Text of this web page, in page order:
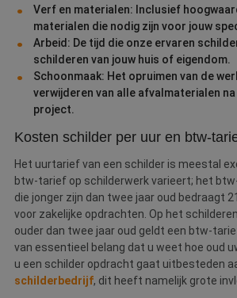
Verf en materialen: Inclusief
materialen die nodig zijn voor jouw
Arbeid: De tijd die onze ervaren
schilderen van jouw huis of eigendom.
Schoonmaak: Het opruimen van de
verwijderen van alle afvalmaterialen
project.
Kosten schilder per uur en btw-
Het uurtarief van een schilder is meestal
btw-tarief op schilderwerk varieert; het
die jonger zijn dan twee jaar oud bedraagt
voor zakelijke opdrachten. Op het
ouder dan twee jaar oud geldt een btw-
van essentieel belang dat u weet hoe oud
u een schilder opdracht gaat uitbesteden
schilderbedrijf, dit heeft namelijk grote